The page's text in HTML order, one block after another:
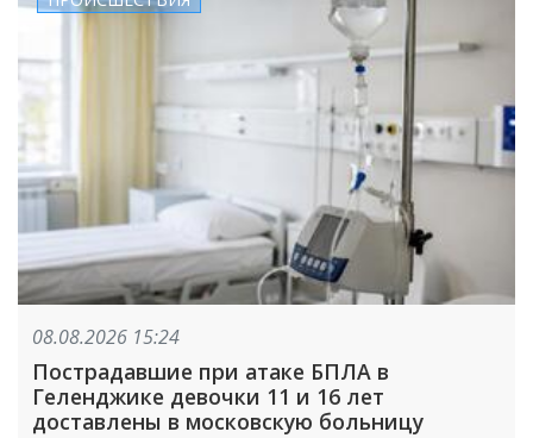
08.08.2026 15:24
Пострадавшие при атаке БПЛА в
Геленджике девочки 11 и 16 лет
доставлены в московскую больницу